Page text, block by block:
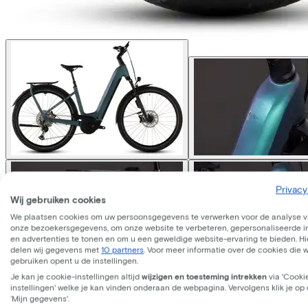
Cube KATHMANDU HYBRID
Wij gebruiken cookies
We plaatsen cookies om uw persoonsgegevens te verwerken voor de analyse
onze bezoekersgegevens, om onze website te verbeteren, gepersonaliseerde
en advertenties te tonen en om u een geweldige website-ervaring te bieden.
delen wij gegevens met 10 partners . Voor meer informatie over de cookies die
gebruiken opent u de instellingen.
Je kan je cookie-instellingen altijd wijzigen en toesteming intrekken via
instellingen' welke je kan vinden onderaan de webpagina. Vervolgens klik je op
‘Mijn gegevens'.